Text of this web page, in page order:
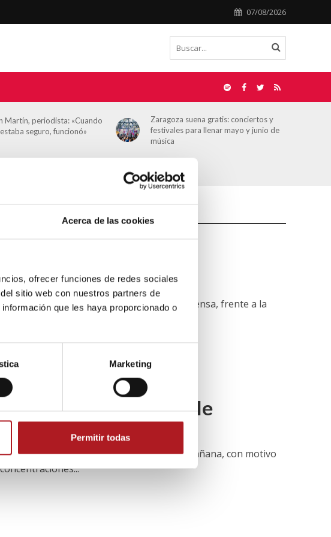
Acerca de las cookies
ofrecer funciones de redes sociales
sitio web con nuestros partners de
que les haya proporcionado o
Marketing
Permitir todas
07/08/2026
Martín, periodista: «Cuando
seguro, funcionó»
Zaragoza suena gratis: conciertos y
festivales para llenar mayo y junio de
música
hoy, con motivo del Día Mundial de la Prensa, frente a la
para salir a la calle
de España (FAPE) ha convocado para mañana, con motivo